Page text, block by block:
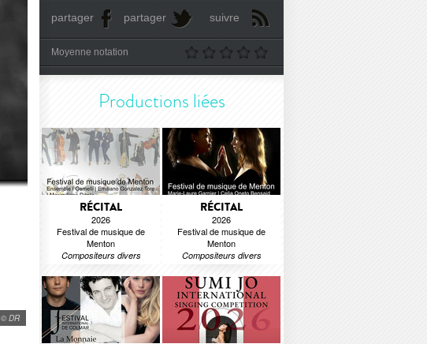
© DR
partager partager suivre
Moyenne notation
Productions liées
RÉCITAL
2026
Festival de musique de
Menton
Compositeurs divers
RÉCITAL
2026
Festival de musique de
Menton
Compositeurs divers